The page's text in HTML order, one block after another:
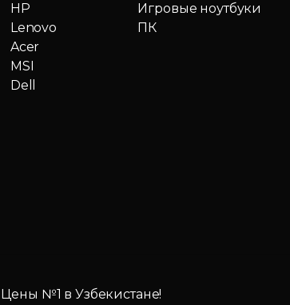
HP
Lenovo
Acer
MSI
Dell
Игровые ноутбуки
ПК
№1 в Узбекистане!